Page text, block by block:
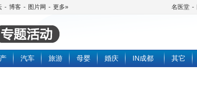
- 博客 - 图片网 - 更多» 名医堂 -
汽车 旅游 母婴 婚庆 IN成都 其它